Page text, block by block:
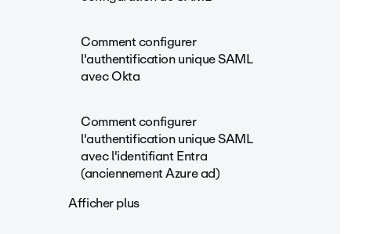
Comment configurer
l'authentification unique SAML
avec Okta
Comment configurer
l'authentification unique SAML
avec l'identifiant Entra
(anciennement Azure ad)
Afficher plus